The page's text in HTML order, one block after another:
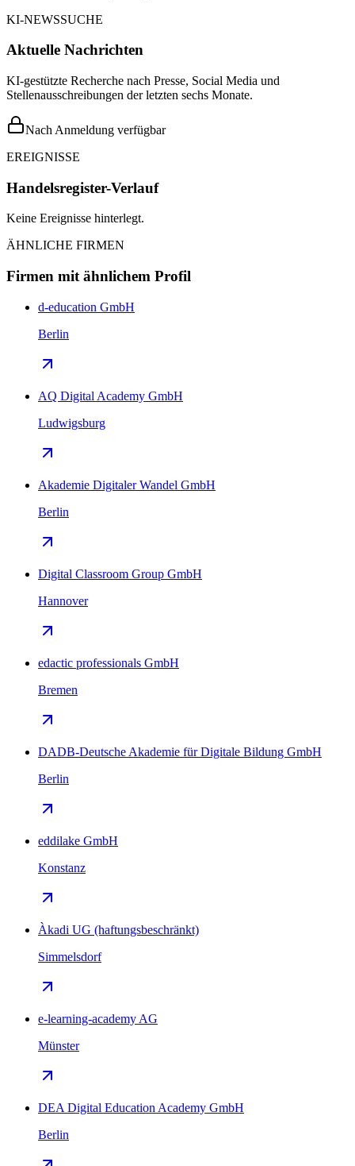
KI-NEWSSUCHE
Aktuelle Nachrichten
KI-gestützte Recherche nach Presse, Social Media und
Stellenausschreibungen der letzten sechs Monate.
Nach Anmeldung verfügbar
EREIGNISSE
Handelsregister-Verlauf
Keine Ereignisse hinterlegt.
ÄHNLICHE FIRMEN
Firmen mit ähnlichem Profil
d-education GmbH
Berlin
AQ Digital Academy GmbH
Ludwigsburg
Akademie Digitaler Wandel GmbH
Berlin
Digital Classroom Group GmbH
Hannover
edactic professionals GmbH
Bremen
DADB-Deutsche Akademie für Digitale Bildung GmbH
Berlin
eddilake GmbH
Konstanz
Àkadi UG (haftungsbeschränkt)
Simmelsdorf
e-learning-academy AG
Münster
DEA Digital Education Academy GmbH
Berlin